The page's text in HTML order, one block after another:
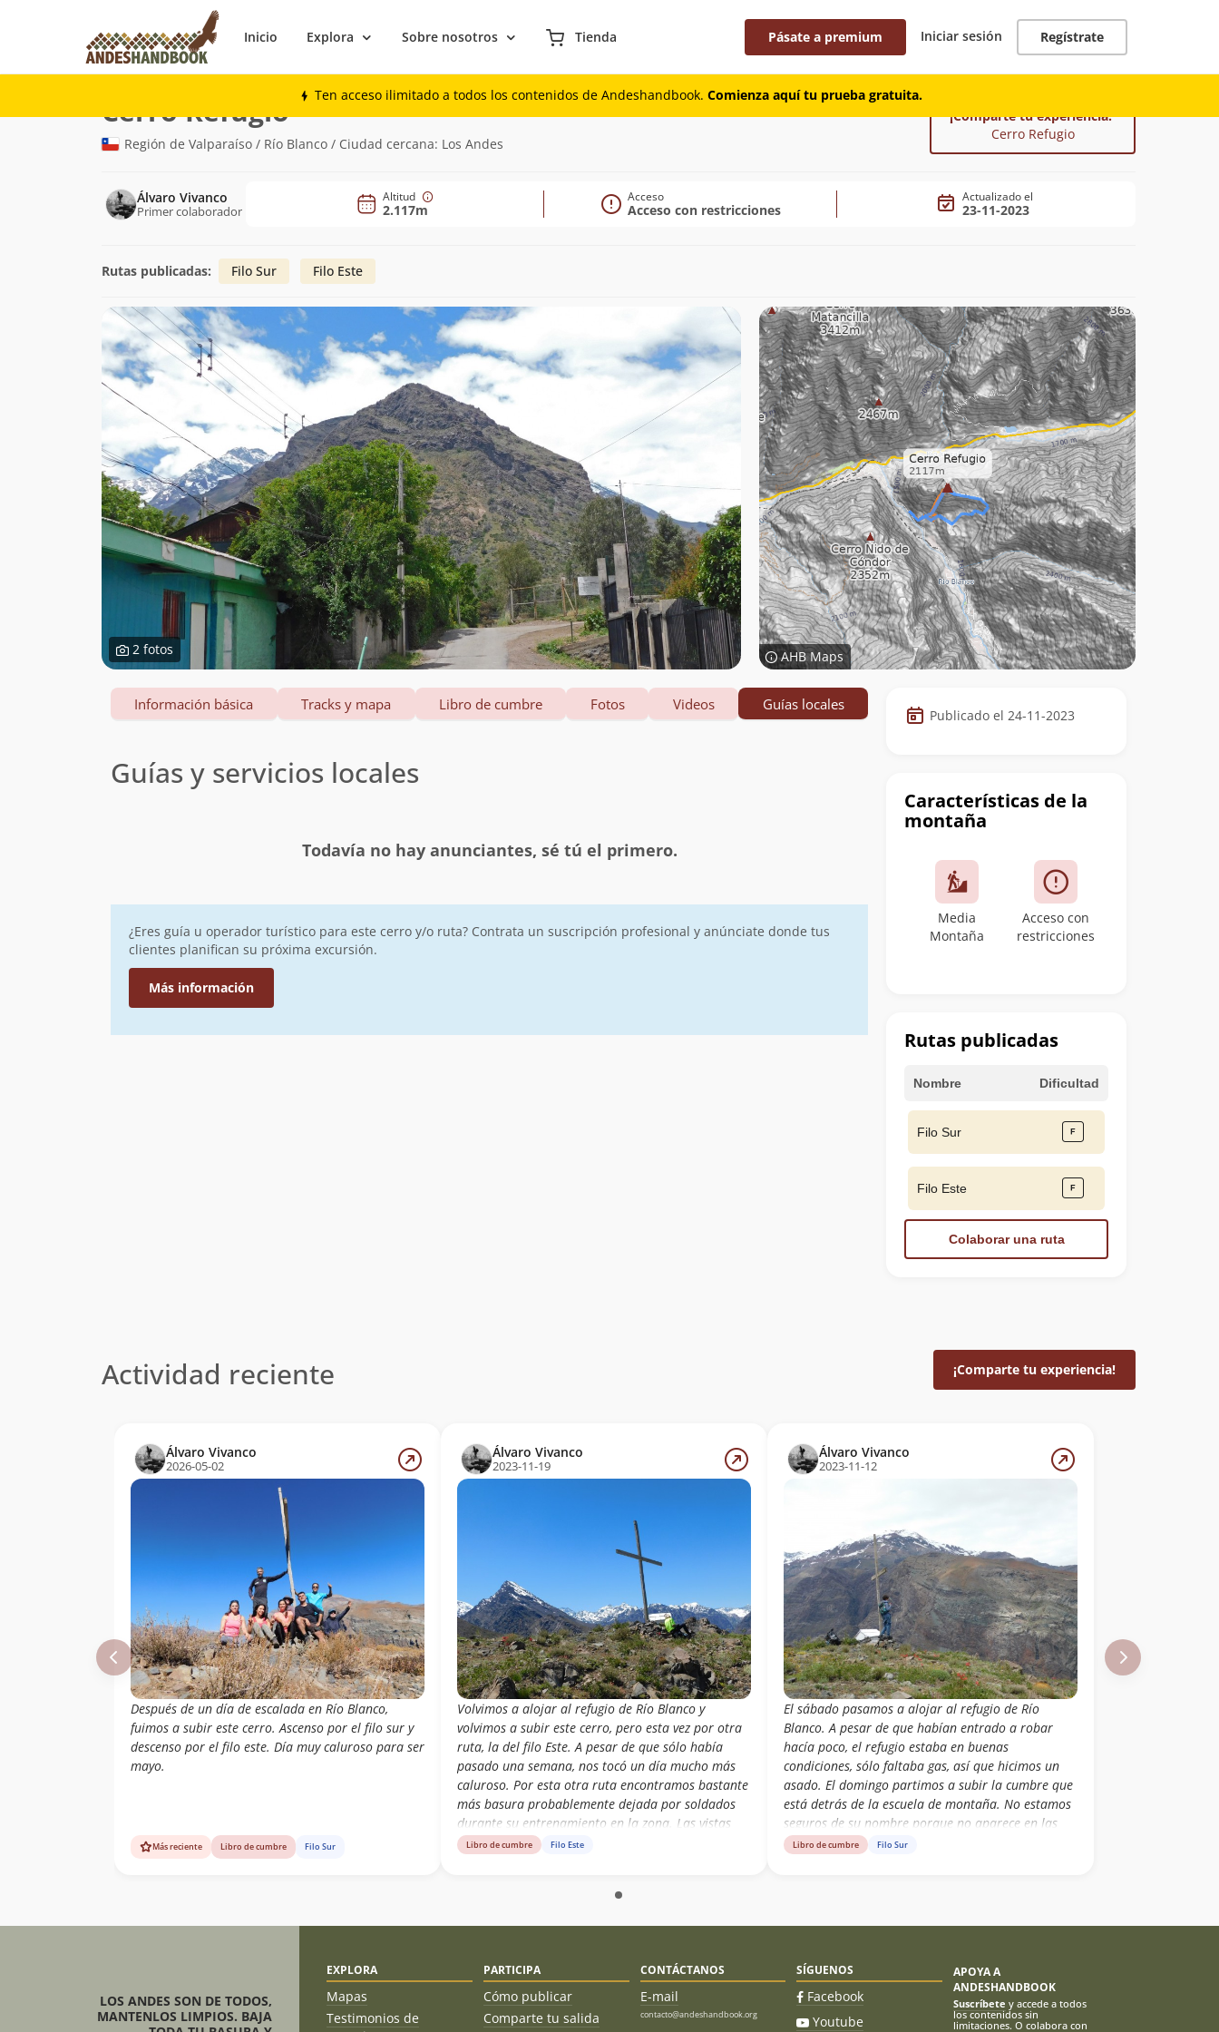
Inicio Explora Sobre nosotros Tienda Pásate a premium Iniciar sesión Regístrate
Ten acceso ilimitado a todos los contenidos de Andeshandbook. Comienza aquí tu prueba gratuita.
Montaña
Cerro Refugio (2.117m)
Región de Valparaíso / Río Blanco / Ciudad cercana: Los Andes
¡Comparte tu experiencia!
Cerro Refugio
Álvaro Vivanco
Primer colaborador
Altitud
2.117m
Acceso
Acceso con restricciones
Actualizado el
23-11-2023
Rutas publicadas: Filo Sur Filo Este
2 fotos AHB Maps
Datos
de
cumbre
Publicado el 24-11-2023
Características de la
montaña
Media
Montaña
Acceso con
restricciones
Rutas publicadas
Nombre Dificultad
Filo Sur
Filo Este
Colaborar una ruta
Información básica Tracks y mapa Libro de cumbre Fotos Videos Guías locales
Guías y servicios locales
Todavía no hay anunciantes, sé tú el primero.
¿Eres guía u operador turístico para este cerro y/o ruta? Contrata un suscripción profesional y anúnciate donde tus
clientes planifican su próxima excursión.
Más información
Actividad reciente ¡Comparte tu experiencia!
Álvaro Vivanco
2026-05-02
Después de un día de escalada en Río Blanco,
fuimos a subir este cerro. Ascenso por el filo sur y
descenso por el filo este. Día muy caluroso para ser
mayo.
Más reciente Libro de cumbre Filo Sur
Álvaro Vivanco
2023-11-19
Volvimos a alojar al refugio de Río Blanco y
volvimos a subir este cerro, pero esta vez por otra
ruta, la del filo Este. A pesar de que sólo había
pasado una semana, nos tocó un día mucho más
caluroso. Por esta otra ruta encontramos bastante
más basura probablemente dejada por soldados
durante su entrenamiento en la zona. Las vistas
seguían estando muy buenas.
Libro de cumbre Filo Este
Álvaro Vivanco
2023-11-12
El sábado pasamos a alojar al refugio de Río
Blanco. A pesar de que habían entrado a robar
hacía poco, el refugio estaba en buenas
condiciones, sólo faltaba gas, así que hicimos un
asado. El domingo partimos a subir la cumbre que
está detrás de la escuela de montaña. No estamos
seguros de su nombre porque no aparece en las
cartas, pero alguien nos dijo que se llama Cruz
hacer en menos de 3h por lo que es una muy
buena alternativa para hacer por el día.
Libro de cumbre Filo Sur
LOS ANDES SON DE TODOS,
MANTENLOS LIMPIOS. BAJA
EXPLORA
Mapas
Testimonios de
PARTICIPA
Cómo publicar
Comparte tu salida
CONTÁCTANOS
E-mail
contacto@andeshandbook.org
SÍGUENOS
Facebook
Youtube
APOYA A
ANDESHANDBOOK
Suscríbete y accede a todos
los contenidos sin
limitaciones. O colabora con